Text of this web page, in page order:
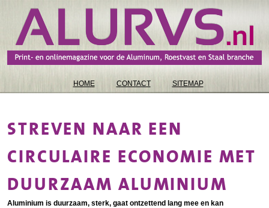
HOME CONTACT SITEMAP
STREVEN NAAR EEN
CIRCULAIRE ECONOMIE MET
DUURZAAM ALUMINIUM
Aluminium is duurzaam, sterk, gaat ontzettend lang mee en kan